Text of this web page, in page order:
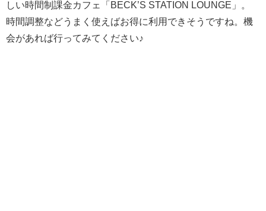
しい時間制課金カフェ「BECK’S STATION LOUNGE」。
時間調整などうまく使えばお得に利用できそうですね。機
会があれば行ってみてください♪